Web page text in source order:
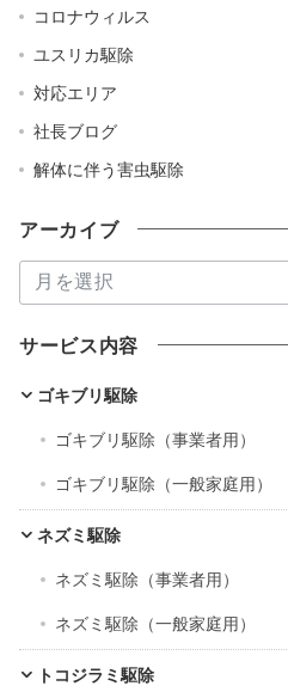
コロナウィルス
ユスリカ駆除
対応エリア
社長ブログ
解体に伴う害虫駆除
アーカイブ
ー
カ
イ
ブ
サービス内容
ゴキブリ駆除
ゴキブリ駆除（事業者用）
ゴキブリ駆除（一般家庭用）
ネズミ駆除
ネズミ駆除（事業者用）
ネズミ駆除（一般家庭用）
トコジラミ駆除